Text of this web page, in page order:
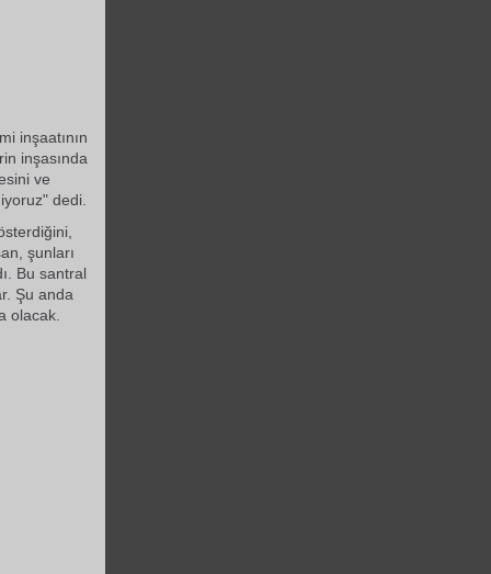
inşaatının
inşasında
ve
dedi.
şunları
Bu santral
Şu anda
olacak.